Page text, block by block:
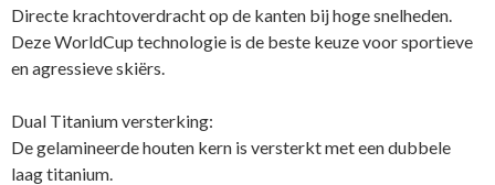
Directe krachtoverdracht op de kanten bij hoge snelheden.
Deze WorldCup technologie is de beste keuze voor sportieve
en agressieve skiërs.
Dual Titanium versterking:
De gelamineerde houten kern is versterkt met een dubbele
laag titanium.